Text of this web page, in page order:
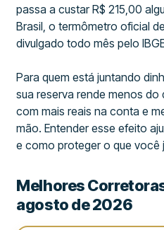
passa a custar R$ 215,00
Brasil, o termômetro oficial
divulgado todo mês pelo
Para quem está juntando
sua reserva rende menos
com mais reais na conta e
mão. Entender esse efeito
e como proteger o que você
Melhores
agosto de 2026